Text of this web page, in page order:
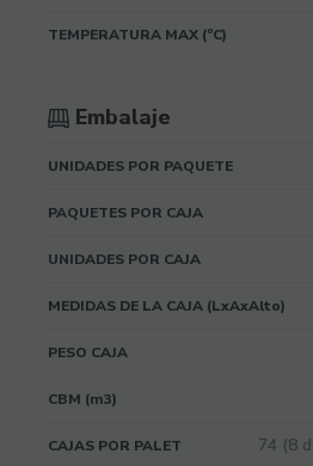
TEMPERATURA MAX (ºC)
Embalaje
UNIDADES POR PAQUETE
PAQUETES POR CAJA
UNIDADES POR CAJA
MEDIDAS DE LA CAJA (LxAxAlto)
PESO CAJA
CBM (m3)
CAJAS POR PALET 74 (8